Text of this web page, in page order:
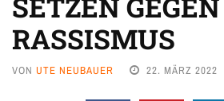
RASSISMUS
VON UTE NEUBAUER 22. MÄRZ 2022